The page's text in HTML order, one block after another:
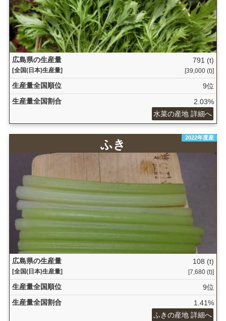
広島県の生産量
[全国(日本)生産量]
791 (t)
[39,000 (t)]
生産量全国順位
9位
生産量全国割合
2.03%
水菜の産地 詳細へ
2022年度産
ふき
広島県の生産量
[全国(日本)生産量]
108 (t)
[7,680 (t)]
生産量全国順位
9位
生産量全国割合
1.41%
ふきの産地 詳細へ